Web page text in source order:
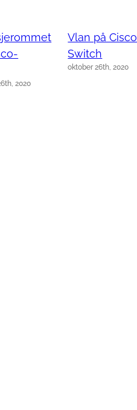
2020
Vlan på Cisco
Switch
oktober 26th, 2020